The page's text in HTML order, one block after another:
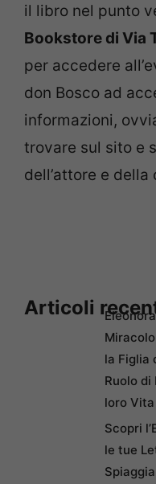
il libro nel punto
Bookstore di Via
per accedere
don Bosco ad
informazioni,
trovare sul sito e
dell’attore e
Articoli
la Figlia
Ruolo di
loro Vita
Scopri
le tue